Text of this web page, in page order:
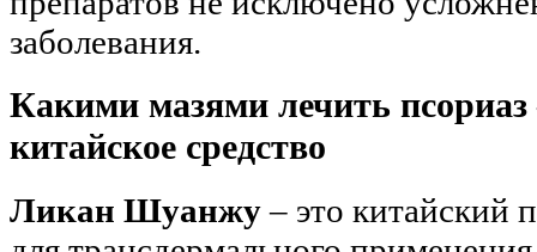
заболевания.
Какими мазями лечить псориаз
китайское средство
Ликан Шуанжу– это китайский